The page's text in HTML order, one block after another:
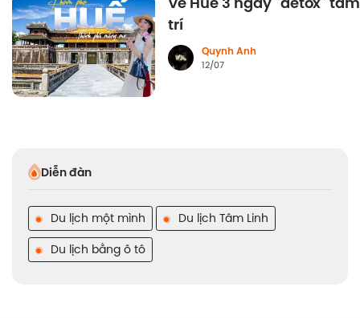
trí
Quynh Anh
12/07
Diễn đàn
Du lịch một mình
Du lịch Tâm Linh
Du lịch bằng ô tô